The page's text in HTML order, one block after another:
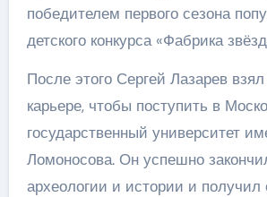
победителем первого сезона
детского конкурса «Фабрика
После этого Сергей Лазарев
карьере, чтобы поступить в
государственный университет
Ломоносова. Он успешно
археологии и истории и получил